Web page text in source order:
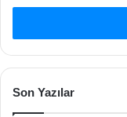
Son Yazılar